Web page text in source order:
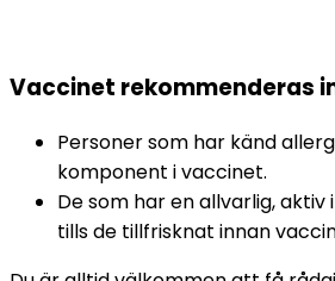
Vaccinet rekommenderas
Personer som har känd
komponent i vaccinet.
De som har en allvarlig,
tills de tillfrisknat innan